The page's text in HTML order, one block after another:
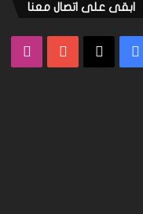
ابقى على اتصال معنا
فيسبوك ‫YouTube